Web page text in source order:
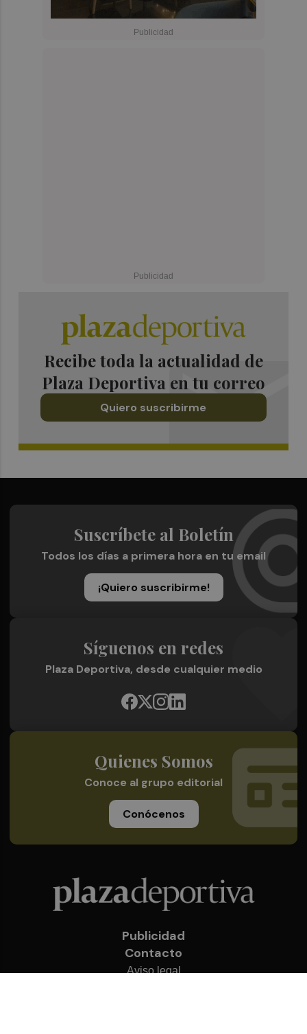
Recibe toda la actualidad de
Plaza Deportiva en tu correo
Quiero suscribirme
Suscríbete al Boletín
Todos los días a primera hora en tu email
¡Quiero suscribirme!
Síguenos en redes
Plaza Deportiva, desde cualquier medio
Quienes Somos
Conoce al grupo editorial
Conócenos
Publicidad
Contacto
Aviso legal